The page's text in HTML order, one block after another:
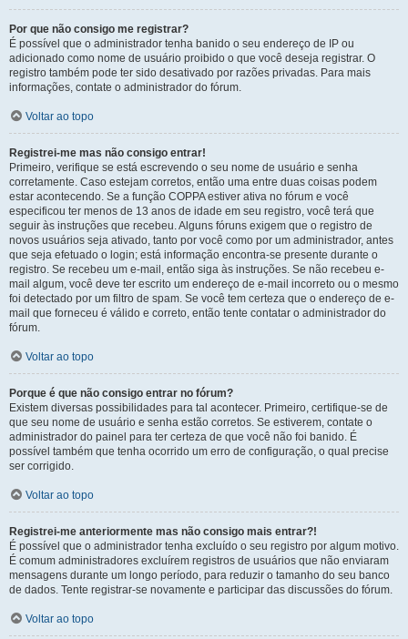
Por que não consigo me registrar?
É possível que o administrador tenha banido o seu endereço de IP ou
adicionado como nome de usuário proibido o que você deseja registrar. O
registro também pode ter sido desativado por razões privadas. Para mais
informações, contate o administrador do fórum.
Voltar ao topo
Registrei-me mas não consigo entrar!
Primeiro, verifique se está escrevendo o seu nome de usuário e senha
corretamente. Caso estejam corretos, então uma entre duas coisas podem
estar acontecendo. Se a função COPPA estiver ativa no fórum e você
especificou ter menos de 13 anos de idade em seu registro, você terá que
seguir às instruções que recebeu. Alguns fóruns exigem que o registro de
novos usuários seja ativado, tanto por você como por um administrador, antes
que seja efetuado o login; está informação encontra-se presente durante o
registro. Se recebeu um e-mail, então siga às instruções. Se não recebeu e-
mail algum, você deve ter escrito um endereço de e-mail incorreto ou o mesmo
foi detectado por um filtro de spam. Se você tem certeza que o endereço de e-
mail que forneceu é válido e correto, então tente contatar o administrador do
fórum.
Voltar ao topo
Porque é que não consigo entrar no fórum?
Existem diversas possibilidades para tal acontecer. Primeiro, certifique-se de
que seu nome de usuário e senha estão corretos. Se estiverem, contate o
administrador do painel para ter certeza de que você não foi banido. É
possível também que tenha ocorrido um erro de configuração, o qual precise
ser corrigido.
Voltar ao topo
Registrei-me anteriormente mas não consigo mais entrar?!
É possível que o administrador tenha excluído o seu registro por algum motivo.
É comum administradores excluírem registros de usuários que não enviaram
mensagens durante um longo período, para reduzir o tamanho do seu banco
de dados. Tente registrar-se novamente e participar das discussões do fórum.
Voltar ao topo